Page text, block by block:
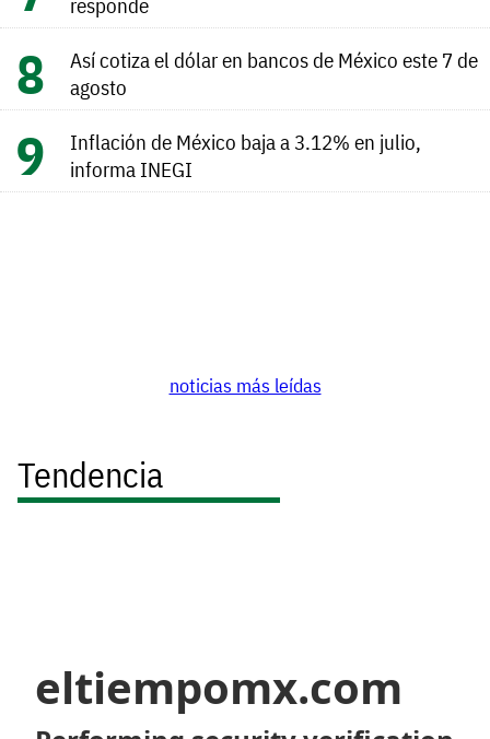
Así cotiza el dólar en bancos de México este 7 de
agosto
Inflación de México baja a 3.12% en julio,
informa INEGI
noticias más leídas
Tendencia